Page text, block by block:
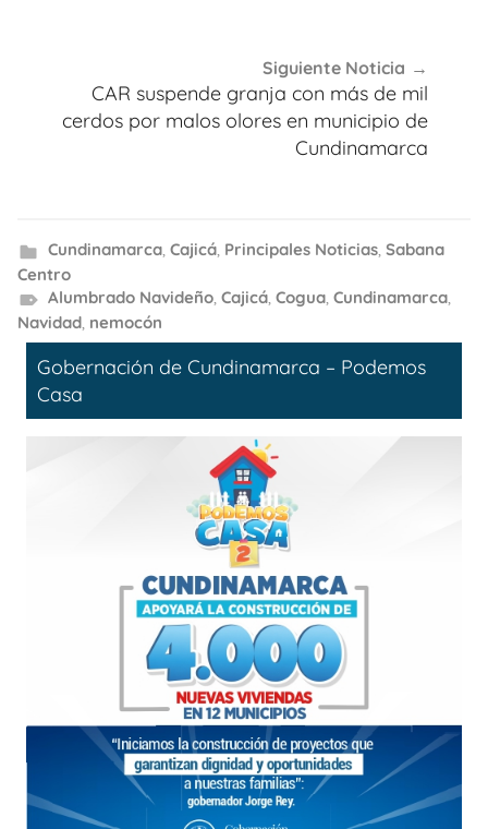
Siguiente Noticia
CAR suspende granja con más de mil
cerdos por malos olores en municipio de
Cundinamarca
Cundinamarca, Cajicá, Principales Noticias, Sabana
Centro
Alumbrado Navideño, Cajicá, Cogua, Cundinamarca,
Navidad, nemocón
Gobernación de Cundinamarca – Podemos
Casa